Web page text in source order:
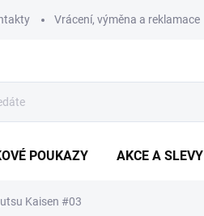
Vrácení, výměna a reklamace
POUKAZY AKCE A SLEVY
Kaisen #03